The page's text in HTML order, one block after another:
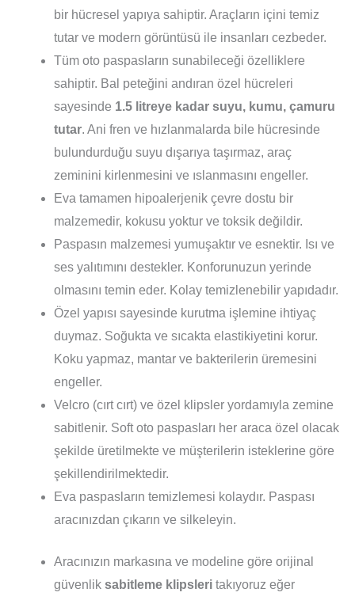
bir hücresel yapıya sahiptir. Araçların içini temiz
tutar ve modern görüntüsü ile insanları cezbeder.
Tüm oto paspasların sunabileceği özelliklere
sahiptir. Bal peteğini andıran özel hücreleri
sayesinde 1.5 litreye kadar suyu, kumu, çamuru
tutar. Ani fren ve hızlanmalarda bile hücresinde
bulundurduğu suyu dışarıya taşırmaz, araç
zeminini kirlenmesini ve ıslanmasını engeller.
Eva tamamen hipoalerjenik çevre dostu bir
malzemedir, kokusu yoktur ve toksik değildir.
Paspasın malzemesi yumuşaktır ve esnektir. Isı ve
ses yalıtımını destekler. Konforunuzun yerinde
olmasını temin eder. Kolay temizlenebilir yapıdadır.
Özel yapısı sayesinde kurutma işlemine ihtiyaç
duymaz. Soğukta ve sıcakta elastikiyetini korur.
Koku yapmaz, mantar ve bakterilerin üremesini
engeller.
Velcro (cırt cırt) ve özel klipsler yordamıyla zemine
sabitlenir. Soft oto paspasları her araca özel olacak
şekilde üretilmekte ve müşterilerin isteklerine göre
şekillendirilmektedir.
Eva paspasların temizlemesi kolaydır. Paspası
aracınızdan çıkarın ve silkeleyin.
Aracınızın markasına ve modeline göre orijinal
güvenlik sabitleme klipsleri takıyoruz eğer